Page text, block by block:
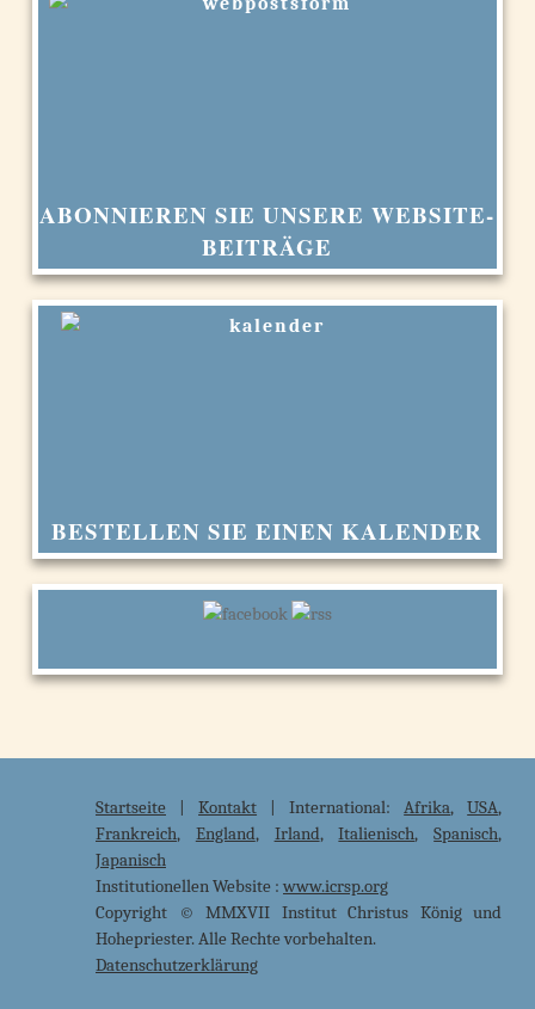
ABONNIEREN SIE UNSERE WEBSITE-
BEITRÄGE
BESTELLEN SIE EINEN KALENDER
Startseite |Kontakt | International:Afrika,USA,
Frankreich, England, Irland,Italienisch,Spanisch,
Japanisch
Institutionellen Website : www.icrsp.org
Copyright © MMXVII Institut Christus König und
Hohepriester. Alle Rechte vorbehalten.
Datenschutzerklärung